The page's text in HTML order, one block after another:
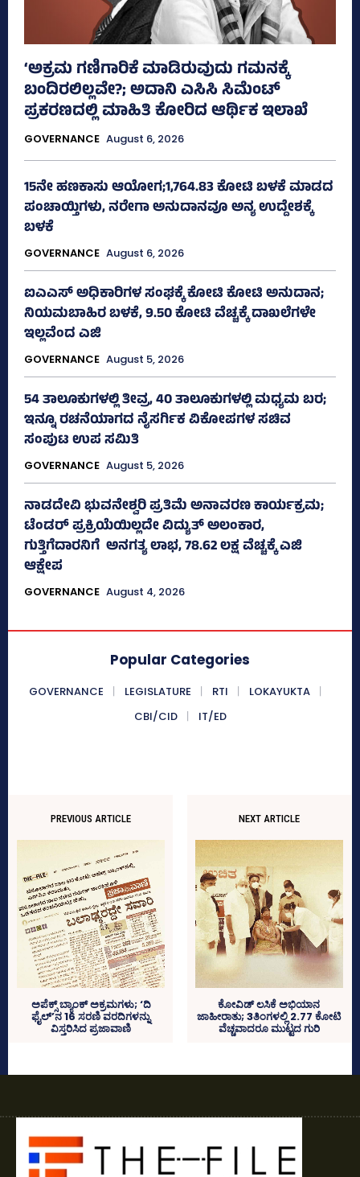
‘ಅಕ್ರಮ ಗಣಿಗಾರಿಕೆ ಮಾಡಿರುವುದು ಗಮನಕ್ಕೆ
ಬಂದಿರಲಿಲ್ಲವೇ?; ಅದಾನಿ ಎಸಿಸಿ ಸಿಮೆಂಟ್
ಪ್ರಕರಣದಲ್ಲಿ ಮಾಹಿತಿ ಕೋರಿದ ಆರ್ಥಿಕ ಇಲಾಖೆ
GOVERNANCE August 6, 2026
15ನೇ ಹಣಕಾಸು ಆಯೋಗ;1,764.83 ಕೋಟಿ ಬಳಕೆ ಮಾಡದ
ಪಂಚಾಯ್ತಿಗಳು, ನರೇಗಾ ಅನುದಾನವೂ ಅನ್ಯ ಉದ್ದೇಶಕ್ಕೆ
ಬಳಕೆ
GOVERNANCE August 6, 2026
ಐಎಎಸ್‌ ಅಧಿಕಾರಿಗಳ ಸಂಘಕ್ಕೆ ಕೋಟಿ ಕೋಟಿ ಅನುದಾನ;
ನಿಯಮಬಾಹಿರ ಬಳಕೆ, 9.50 ಕೋಟಿ ವೆಚ್ಚಕ್ಕೆ ದಾಖಲೆಗಳೇ
ಇಲ್ಲವೆಂದ ಎಜಿ
GOVERNANCE August 5, 2026
54 ತಾಲೂಕುಗಳಲ್ಲಿ ತೀವ್ರ, 40 ತಾಲೂಕುಗಳಲ್ಲಿ ಮಧ್ಯಮ ಬರ;
ಇನ್ನೂ ರಚನೆಯಾಗದ ನೈಸರ್ಗಿಕ ವಿಕೋಪಗಳ ಸಚಿವ
ಸಂಪುಟ ಉಪ ಸಮಿತಿ
GOVERNANCE August 5, 2026
ನಾಡದೇವಿ ಭುವನೇಶ್ವರಿ ಪ್ರತಿಮೆ ಅನಾವರಣ ಕಾರ್ಯಕ್ರಮ;
ಟೆಂಡರ್ ಪ್ರಕ್ರಿಯೆಯಿಲ್ಲದೇ ವಿದ್ಯುತ್‌ ಅಲಂಕಾರ,
ಗುತ್ತಿಗೆದಾರನಿಗೆ ಅನಗತ್ಯ ಲಾಭ, 78.62 ಲಕ್ಷ ವೆಚ್ಚಕ್ಕೆ ಎಜಿ
ಆಕ್ಷೇಪ
GOVERNANCE August 4, 2026
Popular Categories
GOVERNANCE LEGISLATURE RTI
LOKAYUKTA
CBI/CID
IT/ED
PREVIOUS ARTICLE
ಅಪೆಕ್ಸ್‌ ಬ್ಯಾಂಕ್‌ ಅಕ್ರಮಗಳು; ‘ದಿ
ಫೈಲ್‌’ನ 16 ಸರಣಿ ವರದಿಗಳನ್ನು
ವಿಸ್ತರಿಸಿದ ಪ್ರಜಾವಾಣಿ
NEXT ARTICLE
ಕೋವಿಡ್ ಲಸಿಕೆ ಅಭಿಯಾನ
ಜಾಹೀರಾತು; 3ತಿಂಗಳಲ್ಲಿ 2.77 ಕೋಟಿ
ವೆಚ್ಚವಾದರೂ ಮುಟ್ಟದ ಗುರಿ